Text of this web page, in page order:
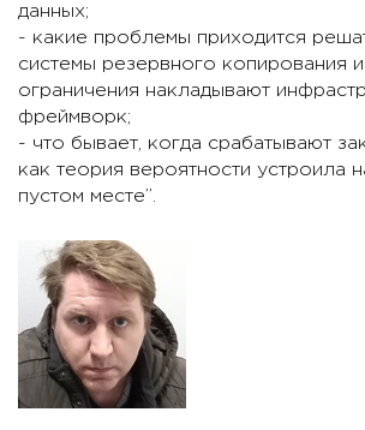
данных;
- какие проблемы приходится
системы резервного копирования
ограничения накладывают
фреймворк;
- что бывает, когда срабатывают
как теория вероятности устроила
пустом месте”.